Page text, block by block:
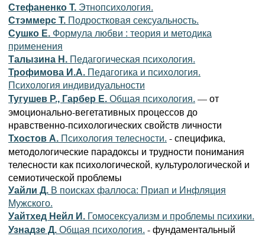
Стефаненко Т. Этнопсихология.
Стэммерс Т. Подростковая сексуальность.
Сушко Е. Формула любви : теория и методика
применения
Талызина Н. Педагогическая психология.
Трофимова И.А. Педагогика и психология.
Психология индивидуальности
Тугушев Р., Гарбер Е. Общая психология. — от
эмоционально-вегетативных процессов до
нравственно-психологических свойств личности
Тхостов А. Психология телесности. - специфика,
методологические парадоксы и трудности понимания
телесности как психологической, культурологической и
семиотической проблемы
Уайли Д. В поисках фаллоса: Приап и Инфляция
Мужского.
Уайтхед Нейл И. Гомосексуализм и проблемы психики.
Узнадзе Д. Общая психология. - фундаментальный